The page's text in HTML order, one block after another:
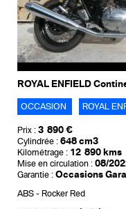
ROYAL ENFIELD
OCCASION ROYAL
Prix : 3 890 €
Cylindrée : 648 cm3
Kilométrage : 12 890 kms
Mise en circulation : 08/
Garantie : Occasions
ABS
Rocker Red